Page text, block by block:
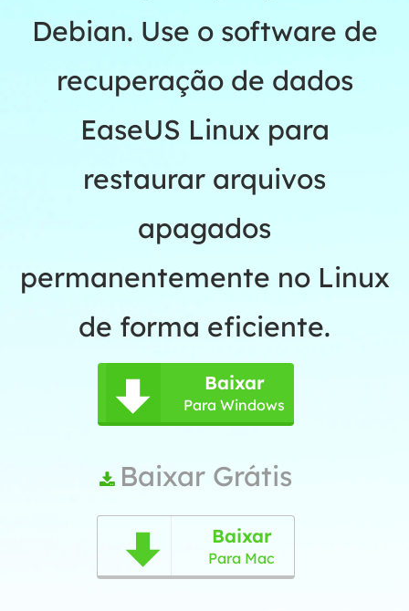
Debian. Use o software de
recuperação de dados
EaseUS Linux para
restaurar arquivos
apagados
permanentemente no Linux
de forma eficiente.
 Baixar
Para Windows
 Baixar Grátis
 Baixar
Para Mac